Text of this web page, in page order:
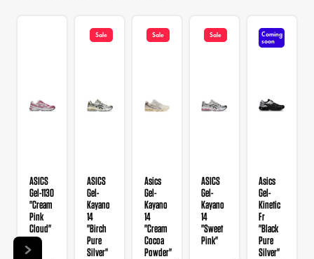
ASICS
Gel-1130
"Cream
Pink
Cloud"
Sale
ASICS
Gel-
Kayano
14
"Birch
Pure
Silver"
Sale
Asics
Gel-
Kayano
14
"Cream
Cocoa
Powder"
Sale
ASICS
Gel-
Kayano
14
"Sweet
Pink"
Coming
soon
Asics
Gel-
Kinetic
Fr
"Black
Pure
Silver"